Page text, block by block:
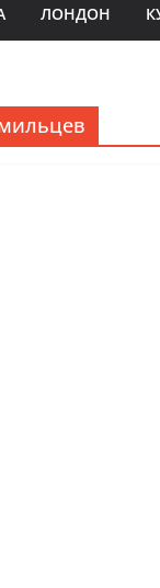
ЛОНДОН